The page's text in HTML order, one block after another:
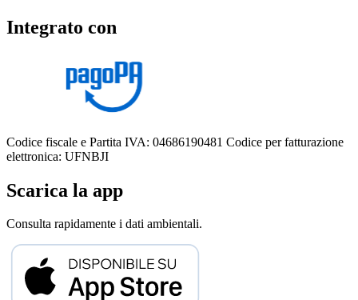
Integrato con
Codice fiscale e Partita IVA: 04686190481 Codice per fatturazione
elettronica: UFNBJI
Scarica la app
Consulta rapidamente i dati ambientali.